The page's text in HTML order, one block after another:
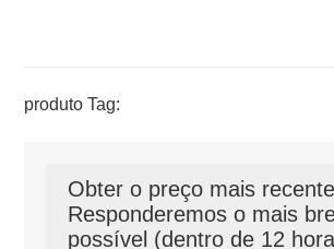
produto Tag:
Obter o preço mais
Responderemos o mais
possível (dentro de 12